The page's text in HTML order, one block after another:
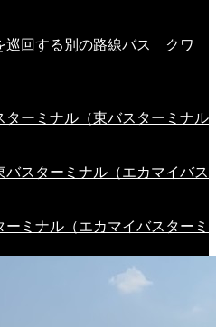
巡回する別の路線バス クワ
ターミナル（東バスターミナル
スターミナル（エカマイバス
ミナル（エカマイバスターミ